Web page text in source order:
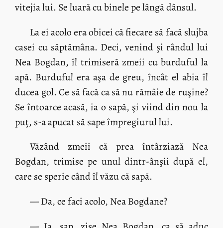
vitejia lui. Se luară cu binele pe lângă dânsul.
La ei acolo era obicei că fiecare să facă slujba
casei cu săptămâna. Deci, venind şi rândul lui
Nea Bogdan, îl trimiseră zmeii cu burduful la
apă. Burduful era aşa de greu, încât el abia îl
ducea gol. Ce să facă ca să nu rămâie de ruşine?
Se întoarce acasă, ia o sapă, şi viind din nou la
puţ, s-a apucat să sape împregiurul lui.
Văzând zmeii că prea întârziază Nea
Bogdan, trimise pe unul dintr-ânşii după el,
care se sperie când îl văzu că sapă.
— Da, ce faci acolo, Nea Bogdane?